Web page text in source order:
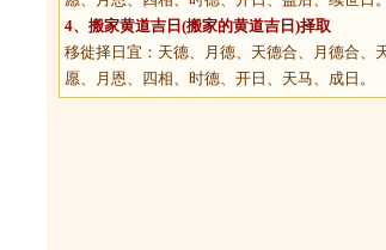
4、 搬家黄道吉日 (搬家的黄道吉日)择取
移徙择日宜：天德、月德、天德合、月德合、
愿、月恩、四相、时德、开日、天马、成日。